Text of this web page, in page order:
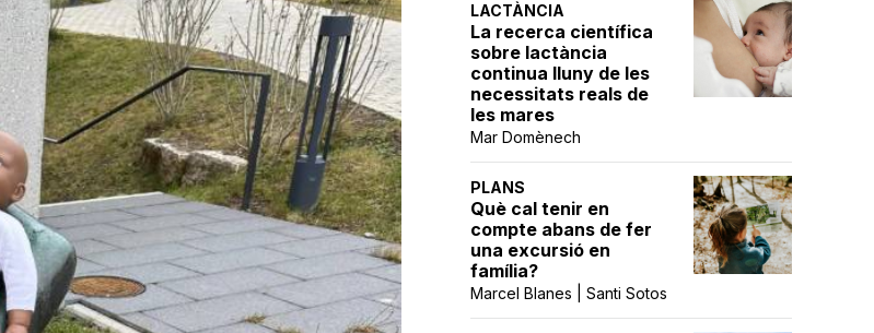
LACTÀNCIA
La recerca científica
sobre lactància
continua lluny de les
necessitats reals de
les mares
Mar Domènech
PLANS
Què cal tenir en
compte abans de fer
una excursió en
família?
Marcel Blanes | Santi Sotos